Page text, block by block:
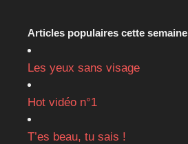
Articles populaires cette semaine
Les yeux sans visage
Hot vidéo n°1
T’es beau, tu sais !